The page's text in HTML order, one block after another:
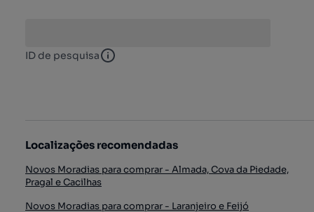
ID de pesquisa ID de pesquisa
Localizações recomendadas
Novos Moradias para comprar - Almada, Cova da Piedade,
Pragal e Cacilhas
Novos Moradias para comprar - Laranjeiro e Feijó